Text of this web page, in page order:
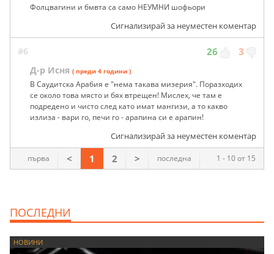
Фолцвагини и бмвта са само НЕУМНИ шофьори
Сигнализирай за неуместен коментар
#6 26 3
Д-р Исня ( преди 4 години )
В Саудитска Арабия е "нема такава мизерия". Поразходих
се около това място и бях втрещен! Мислех, че там е
подредено и чисто след като имат мангизи, а то какво
излиза - вари го, печи го - арапина си е арапин!
Сигнализирай за неуместен коментар
1 - 10 от 15
първа < 1 2 > последна
ПОСЛЕДНИ
НОВИНИ